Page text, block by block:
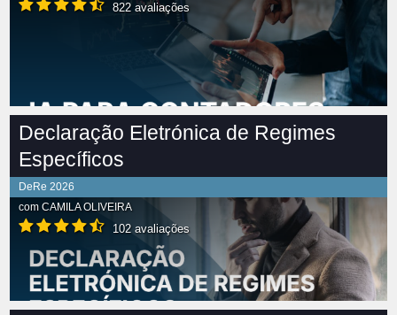
822 avaliações
Declaração Eletrónica de Regimes
Específicos
DeRe 2026
com CAMILA OLIVEIRA
102 avaliações